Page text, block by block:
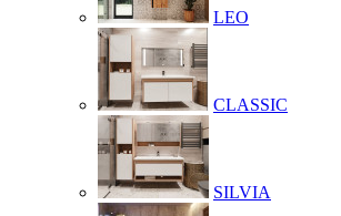
LEO
CLASSIC
SILVIA